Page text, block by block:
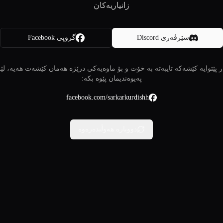
زانیاریەکان
سێرڤەری Discord گروپی Facebook
پێتوایە کێشەکە تایبەتە بە خۆت و بۆ ماوەیەکی درێژە هەمان کێشەت هەیە،
پەیوەندیمان پێوە بکە:
facebook.com/sarkarkurdishh